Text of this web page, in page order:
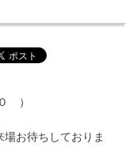
）
お待ちしておりま